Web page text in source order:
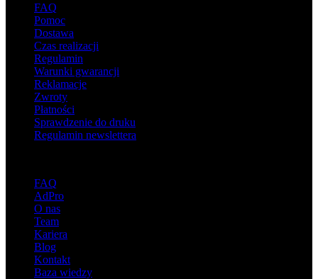
FAQ
Pomoc
Dostawa
Czas realizacji
Regulamin
Warunki gwarancji
Reklamacje
Zwroty
Płatności
Sprawdzenie do druku
Regulamin newslettera
FAQ
AdPro
O nas
Team
Kariera
Blog
Kontakt
Baza wiedzy